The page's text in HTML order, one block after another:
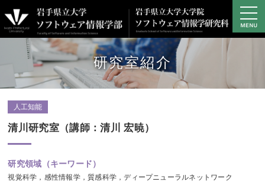
学部の概要
学部の教育・研究
学部プロジェクト研究
キャンパスライフ
アクセス
研究室紹介
人工知能
清川研究室（講師：清川 宏暁）
研究領域（キーワード）
視覚科学，感性情報学，質感科学，ディープニューラルネットワーク